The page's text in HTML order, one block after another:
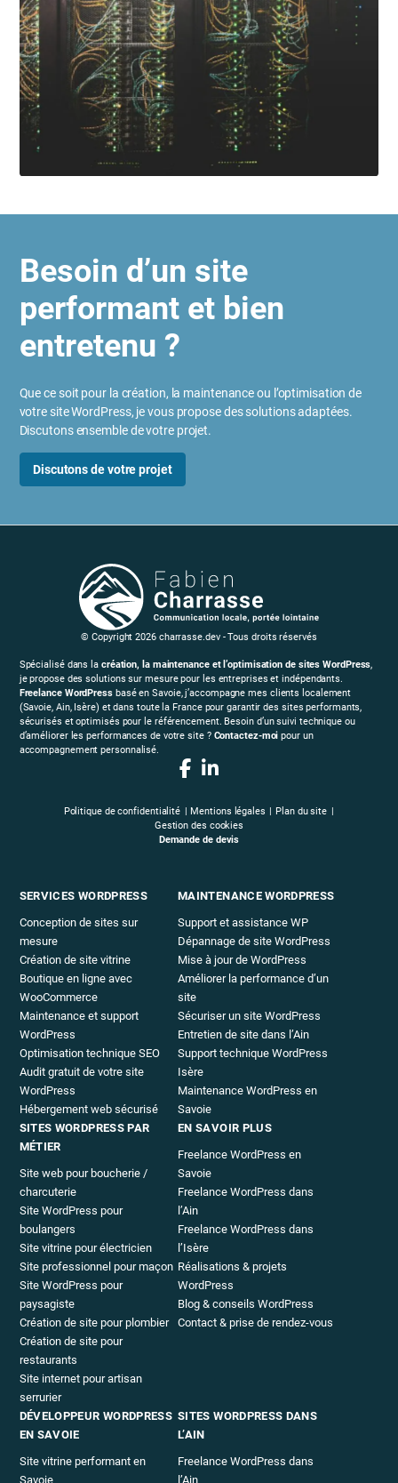
Besoin d’un site
performant et bien
entretenu ?
Que ce soit pour la création, la maintenance ou l’optimisation de
votre site WordPress, je vous propose des solutions adaptées.
Discutons ensemble de votre projet.
Discutons de votre projet
© Copyright 2026 charrasse.dev - Tous droits réservés
Spécialisé dans la création, la maintenance et l’optimisation de sites WordPress,
je propose des solutions sur mesure pour les entreprises et indépendants.
Freelance WordPressbasé en Savoie, j’accompagne mes clients localement
(Savoie, Ain, Isère) et dans toute la France pour garantir des sites performants,
sécurisés et optimisés pour le référencement. Besoin d’un suivi technique ou
d’améliorer les performances de votre site ? Contactez-moi pour un
accompagnement personnalisé.
Politique de confidentialité Mentions légales
Plan du site
Gestion des cookies
Demande de devis
SERVICES WORDPRESS
Conception de sites sur
mesure
Création de site vitrine
Boutique en ligne avec
WooCommerce
Maintenance et support
WordPress
Optimisation technique SEO
Audit gratuit de votre site
WordPress
Hébergement web sécurisé
MAINTENANCE WORDPRESS
Support et assistance WP
Dépannage de site WordPress
Mise à jour de WordPress
Améliorer la performance d’un
site
Sécuriser un site WordPress
Entretien de site dans l’Ain
Support technique WordPress
Isère
Maintenance WordPress en
Savoie
SITES WORDPRESS PAR
MÉTIER
Site web pour boucherie /
charcuterie
Site WordPress pour
boulangers
Site vitrine pour électricien
Site professionnel pour maçon
Site WordPress pour
paysagiste
Création de site pour plombier
Création de site pour
restaurants
Site internet pour artisan
serrurier
EN SAVOIR PLUS
Freelance WordPress en
Savoie
Freelance WordPress dans
l’Ain
Freelance WordPress dans
l’Isère
Réalisations & projets
WordPress
Blog & conseils WordPress
Contact & prise de rendez-vous
DÉVELOPPEUR WORDPRESS
EN SAVOIE
Site vitrine performant en
Savoie
SITES WORDPRESS DANS
L’AIN
Freelance WordPress dans
l’Ain